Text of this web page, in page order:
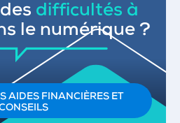
difficultés à
le numérique ?
AIDES FINANCIÈRES ET